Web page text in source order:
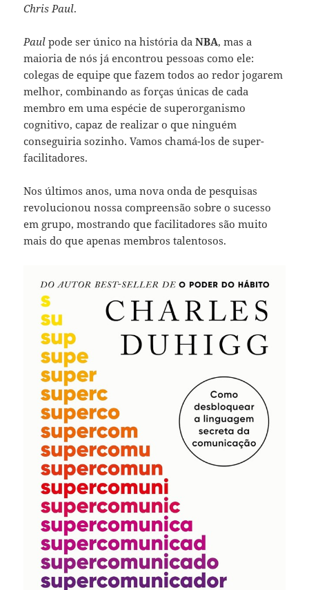
Chris Paul.
Paul pode ser único na história daNBA, mas a
maioria de nós já encontrou pessoas como ele:
colegas de equipe que fazem todos ao redor jogarem
melhor, combinando as forças únicas de cada
membro em uma espécie de superorganismo
cognitivo, capaz de realizar o que ninguém
conseguiria sozinho. Vamos chamá-los de super-
facilitadores.
Nos últimos anos, uma nova onda de pesquisas
revolucionou nossa compreensão sobre o sucesso
em grupo, mostrando que facilitadores são muito
mais do que apenas membros talentosos.